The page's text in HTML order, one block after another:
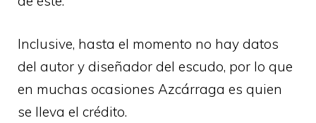
Inclusive, hasta el momento no hay datos
del autor y diseñador del escudo, por lo que
en muchas ocasiones Azcárraga es quien
se lleva el crédito.